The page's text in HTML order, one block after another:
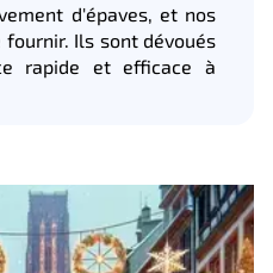
d'épaves, et nos
fournir. Ils sont dévoués
rapide et efficace à